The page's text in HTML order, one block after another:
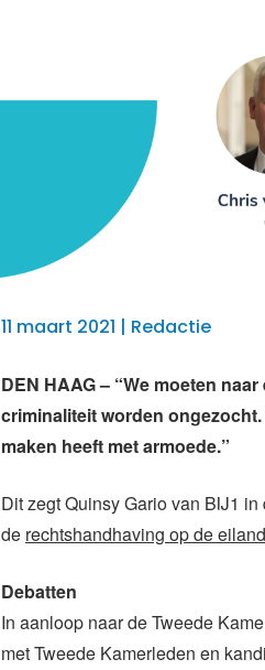
11 maart 2021 | Redactie
DEN HAAG – “We moeten
criminaliteit worden
maken heeft met armoede.”
Dit zegt Quinsy Gario van BIJ1
de rechtshandhaving op de
Debatten
In aanloop naar de Tweede
met Tweede Kamerleden en